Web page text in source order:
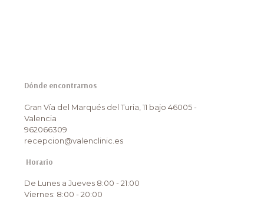
Dónde encontrarnos
Gran Vía del Marqués del Turia, 11 bajo 46005 -
Valencia
962066309
recepcion@valenclinic.es
Horario
De Lunes a Jueves 8:00 - 21:00
Viernes: 8:00 - 20:00